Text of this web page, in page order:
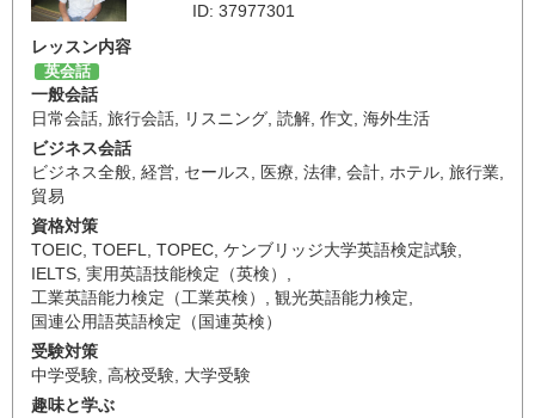
ID: 37977301
レッスン内容
英会話
一般会話
日常会話, 旅行会話, リスニング, 読解, 作文, 海外生活
ビジネス会話
ビジネス全般, 経営, セールス, 医療, 法律, 会計, ホテル, 旅行業,
貿易
資格対策
TOEIC, TOEFL, TOPEC, ケンブリッジ大学英語検定試験,
IELTS, 実用英語技能検定（英検） ,
工業英語能力検定（工業英検） , 観光英語能力検定,
国連公用語英語検定（国連英検）
受験対策
中学受験, 高校受験, 大学受験
趣味と学ぶ